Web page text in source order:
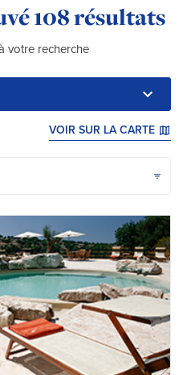
:
108 résultats
votre recherche
VOIR SUR LA CARTE